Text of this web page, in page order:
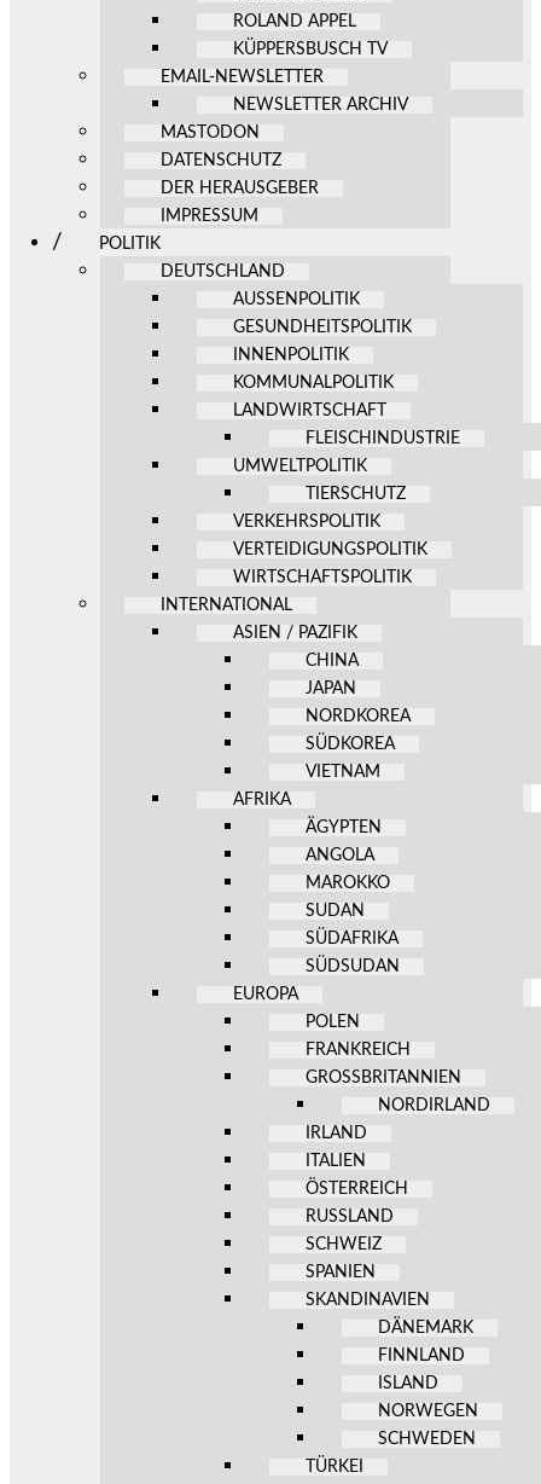
ROLAND APPEL
KÜPPERSBUSCH TV
EMAIL-NEWSLETTER
NEWSLETTER ARCHIV
MASTODON
DATENSCHUTZ
DER HERAUSGEBER
IMPRESSUM
POLITIK
DEUTSCHLAND
AUSSENPOLITIK
GESUNDHEITSPOLITIK
INNENPOLITIK
KOMMUNALPOLITIK
LANDWIRTSCHAFT
FLEISCHINDUSTRIE
UMWELTPOLITIK
TIERSCHUTZ
VERKEHRSPOLITIK
VERTEIDIGUNGSPOLITIK
WIRTSCHAFTSPOLITIK
INTERNATIONAL
ASIEN / PAZIFIK
CHINA
JAPAN
NORDKOREA
SÜDKOREA
VIETNAM
AFRIKA
ÄGYPTEN
ANGOLA
MAROKKO
SUDAN
SÜDAFRIKA
SÜDSUDAN
EUROPA
POLEN
FRANKREICH
GROSSBRITANNIEN
NORDIRLAND
IRLAND
ITALIEN
ÖSTERREICH
RUSSLAND
SCHWEIZ
SPANIEN
SKANDINAVIEN
DÄNEMARK
FINNLAND
ISLAND
NORWEGEN
SCHWEDEN
TÜRKEI